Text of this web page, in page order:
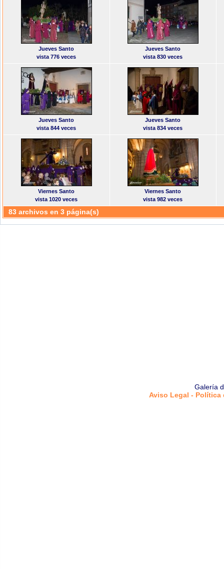
Jueves Santo
vista 776 veces
Jueves Santo
vista 830 veces
Jueves Santo
vista 844 veces
Jueves Santo
vista 834 veces
Viernes Santo
vista 1020 veces
Viernes Santo
vista 982 veces
83 archivos en 3 página(s)
Galería
Aviso Legal -